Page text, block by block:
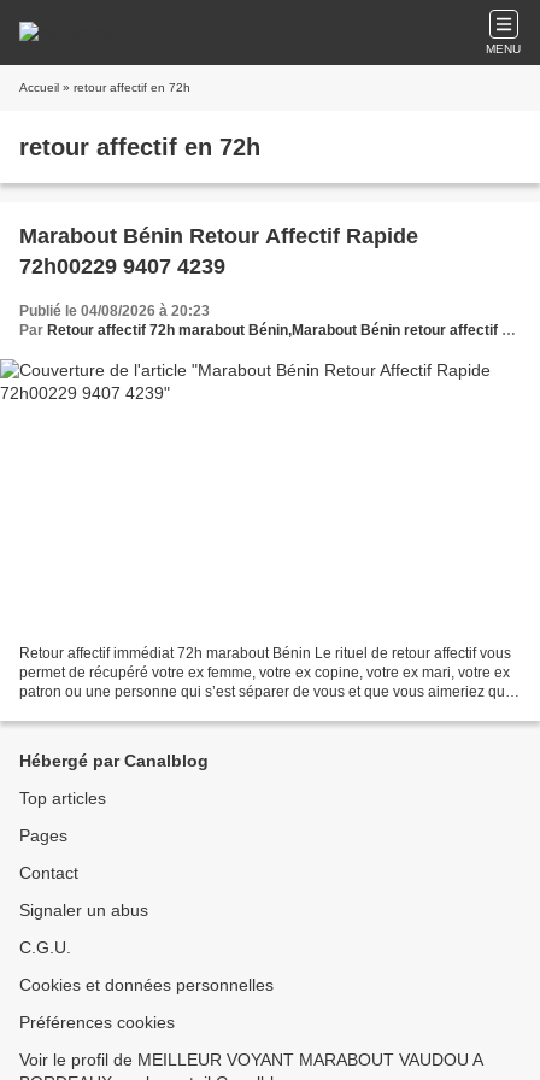
MENU
Accueil » retour affectif en 72h
retour affectif en 72h
Marabout Bénin Retour Affectif Rapide
72h00229 9407 4239
Publié le 04/08/2026 à 20:23
Par Retour affectif 72h marabout Bénin,Marabout Bénin retour affectif rapide 72h,Retour amoureux 72h marabout Bénin,Retour de l'être aimé en 72h Bénin marabout,Retour affectif immédiat 72h marabout Bénin,
Retour affectif immédiat 72h marabout Bénin Le rituel de retour affectif vous
permet de récupéré votre ex femme, votre ex copine, votre ex mari, votre ex
patron ou une personne qui s’est séparer de vous et que vous aimeriez que
Hébergé par Canalblog
Top articles
Pages
Contact
Signaler un abus
C.G.U.
Cookies et données personnelles
Préférences cookies
Voir le profil de MEILLEUR VOYANT MARABOUT VAUDOU A